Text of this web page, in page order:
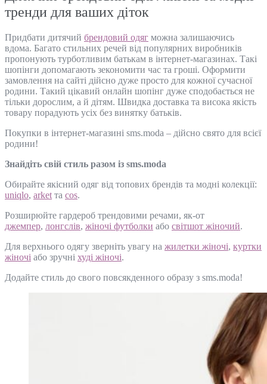
тренди для ваших діток
Придбати дитячий брендовий одяг можна залишаючись
вдома. Багато стильних речей від популярних виробників
пропонують турботливим батькам в інтернет-магазинах. Такі
шопінги допомагають зекономити час та гроші. Оформити
замовлення на сайті дійсно дуже просто для кожної сучасної
родини. Такий цікавий онлайн шопінг дуже сподобається не
тільки дорослим, а й дітям. Швидка доставка та висока якість
товару порадують усіх без винятку батьків.
Покупки в інтернет-магазині sms.moda – дійсно свято для всієї
родини!
Знайдіть свій стиль разом із sms.moda
Обирайте якісний одяг від топових брендів та модні колекції:
uniqlo, arket та cos.
Розширюйте гардероб трендовими речами, як-от
джемпер, лонгслів, жіночі футболки або світшот жіночий.
Для верхнього одягу зверніть увагу на жилетки жіночі, куртки
жіночі або зручні худі жіночі.
Додайте стиль до свого повсякденного образу з sms.moda!